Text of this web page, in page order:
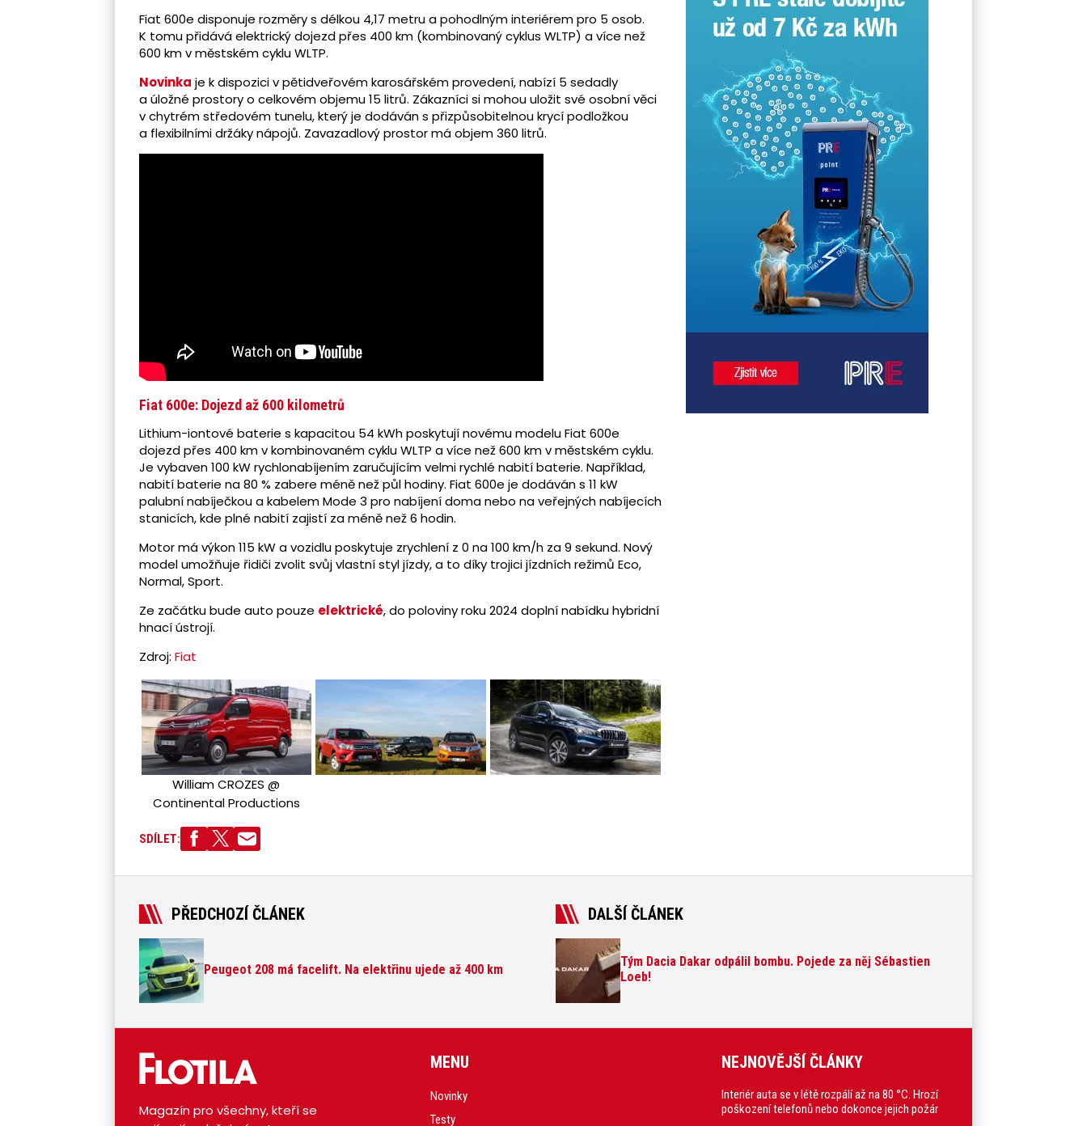
Fiat 600e disponuje rozměry s délkou 4,17 metru a pohodlným interiérem pro 5 osob.
K tomu přidává elektrický dojezd přes 400 km (kombinovaný cyklus WLTP) a více než
600 km v městském cyklu WLTP.
Novinka je k dispozici v pětidveřovém karosářském provedení, nabízí 5 sedadly
a úložné prostory o celkovém objemu 15 litrů. Zákazníci si mohou uložit své osobní věci
v chytrém středovém tunelu, který je dodáván s přizpůsobitelnou krycí podložkou
a flexibilními držáky nápojů. Zavazadlový prostor má objem 360 litrů.
Fiat 600e: Dojezd až 600 kilometrů
Lithium-iontové baterie s kapacitou 54 kWh poskytují novému modelu Fiat 600e
dojezd přes 400 km v kombinovaném cyklu WLTP a více než 600 km v městském cyklu.
Je vybaven 100 kW rychlonabíjením zaručujícím velmi rychlé nabití baterie. Například,
nabití baterie na 80 % zabere méně než půl hodiny. Fiat 600e je dodáván s 11 kW
palubní nabíječkou a kabelem Mode 3 pro nabíjení doma nebo na veřejných nabíjecích
stanicích, kde plné nabití zajistí za méně než 6 hodin.
Motor má výkon 115 kW a vozidlu poskytuje zrychlení z 0 na 100 km/h za 9 sekund. Nový
model umožňuje řidiči zvolit svůj vlastní styl jízdy, a to díky trojici jízdních režimů Eco,
Normal, Sport.
Ze začátku bude auto pouze elektrické, do poloviny roku 2024 doplní nabídku hybridní
hnací ústrojí.
Zdroj: Fiat
William CROZES @
Continental Productions
SDÍLET:
PŘEDCHOZÍ ČLÁNEK
Peugeot 208 má facelift. Na elektřinu ujede až 400 km
DALŠÍ ČLÁNEK
Tým Dacia Dakar odpálil bombu. Pojede za něj Sébastien
Loeb!
Magazín pro všechny, kteří se
MENU
Novinky
Testy
NEJNOVĚJŠÍ ČLÁNKY
Interiér auta se v létě rozpálí až na 80 °C. Hrozí
poškození telefonů nebo dokonce jejich požár